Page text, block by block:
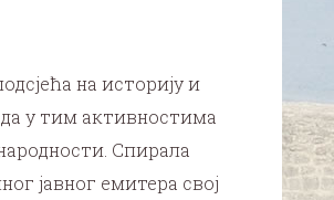
на историју и
да у тим активностима
Спирала
јавног емитера свој